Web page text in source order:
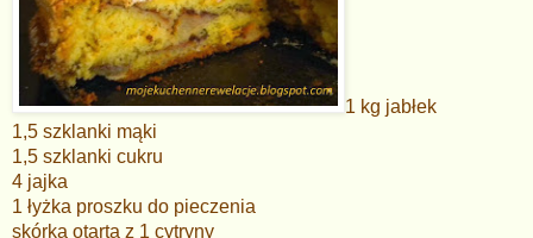
1 kg jabłek
1,5 szklanki mąki
1,5 szklanki cukru
4 jajka
1 łyżka proszku do pieczenia
skórka otarta z 1 cytryny